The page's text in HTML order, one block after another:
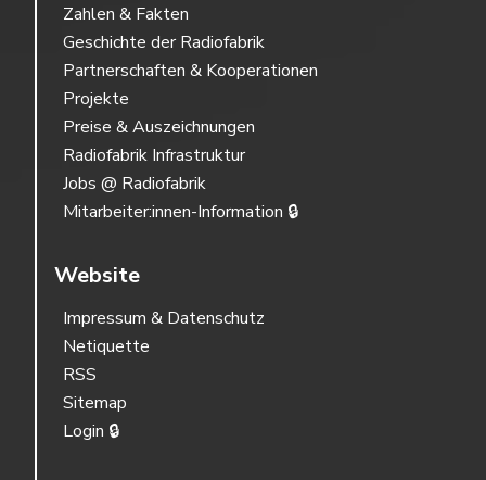
Zahlen & Fakten
Geschichte der Radiofabrik
Partnerschaften & Kooperationen
Projekte
Preise & Auszeichnungen
Radiofabrik Infrastruktur
Jobs @ Radiofabrik
Mitarbeiter:innen-Information 🔒
Website
Impressum & Datenschutz
Netiquette
RSS
Sitemap
Login 🔒